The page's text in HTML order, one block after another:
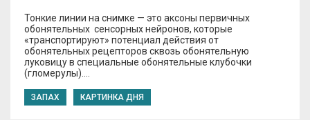
Тонкие линии на снимке — это аксоны первичных
обонятельных сенсорных нейронов, которые
«транспортируют» потенциал действия от
обонятельных рецепторов сквозь обонятельную
луковицу в специальные обонятельные клубочки
(гломерулы)….
ЗАПАХ КАРТИНКА ДНЯ